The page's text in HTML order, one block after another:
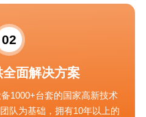
02
面解决方案
1000+台套的国家高新技术
队为基础，拥有10年以上的